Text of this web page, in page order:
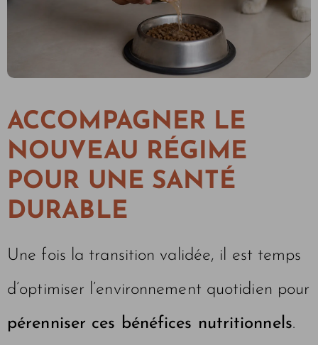
ACCOMPAGNER LE
NOUVEAU RÉGIME
POUR UNE SANTÉ
DURABLE
Une fois la transition validée, il est temps
d’optimiser l’environnement quotidien pour
pérenniser ces bénéfices nutritionnels.